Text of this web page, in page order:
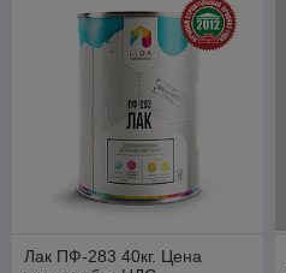
Лак ПФ-283 40кг. Цена